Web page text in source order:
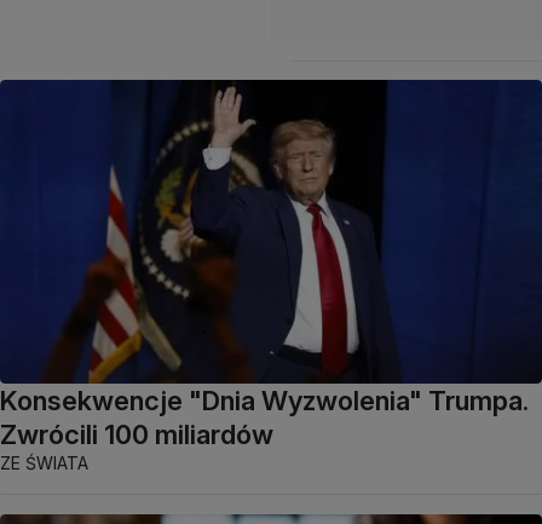
Konsekwencje "Dnia Wyzwolenia" Trumpa.
Zwrócili 100 miliardów
ZE ŚWIATA